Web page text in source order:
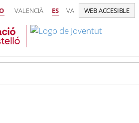
VALENCIÀ ES VA WEB ACCESIBLE